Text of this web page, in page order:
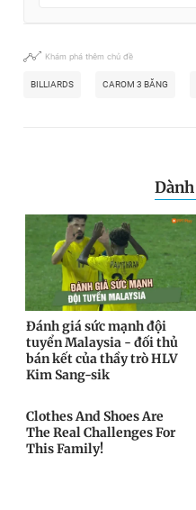
Khám phá thêm chủ đề
BILLIARDS CAROM 3 BĂNG